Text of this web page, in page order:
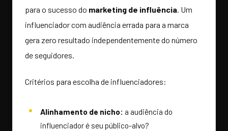
para o sucesso do marketing de influência. Um
influenciador com audiência errada para a marca
gera zero resultado independentemente do número
de seguidores.
Critérios para escolha de influenciadores:
Alinhamento de nicho: a audiência do
influenciador é seu público-alvo?